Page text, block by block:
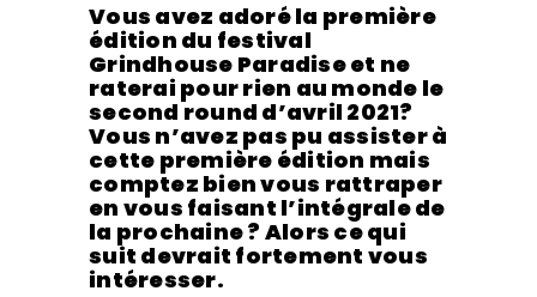
Vous avez adoré la première
édition du festival
Grindhouse Paradise et ne
raterai pour rien au monde le
second round d’avril 2021?
Vous n’avez pas pu assister à
cette première édition mais
comptez bien vous rattraper
en vous faisant l’intégrale de
la prochaine ? Alors ce qui
suit devrait fortement vous
intéresser.